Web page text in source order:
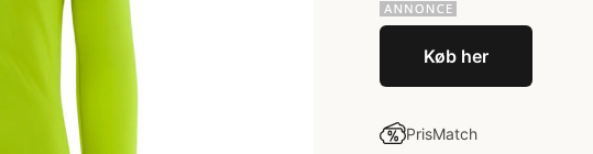
Køb her
PrisMatch